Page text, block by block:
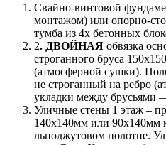
Свайно-винтовой
монтажом) или опорно-
тумба из 4х бетонных
2. ДВОЙНАЯ обвязка
строганного бруса
(атмосферной сушки).
не строганный на ребро
укладки между брусьями
Уличные стены 1 этаж –
140х140мм или 90х140мм
льноджутовом полотне.